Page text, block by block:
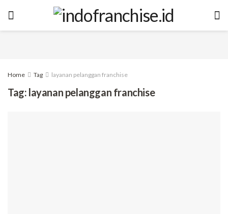
Home Tag layanan pelanggan franchise
Tag: layanan pelanggan franchise